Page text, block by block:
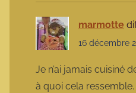
marmotte
16 décembre
Je n’ai jamais cuisiné
à quoi cela ressemble.